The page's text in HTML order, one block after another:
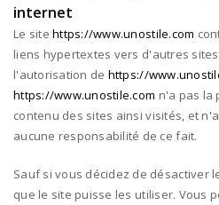
internet
Le sitehttps://www.unostile.com
liens hypertextes vers d'autres
l'autorisation de https://
https://www.unostile.com n'a pas la
contenu des sites ainsi visités, et
aucune responsabilité de ce fait.
Sauf si vous décidez de désactiver
que le site puisse les utiliser. Vous